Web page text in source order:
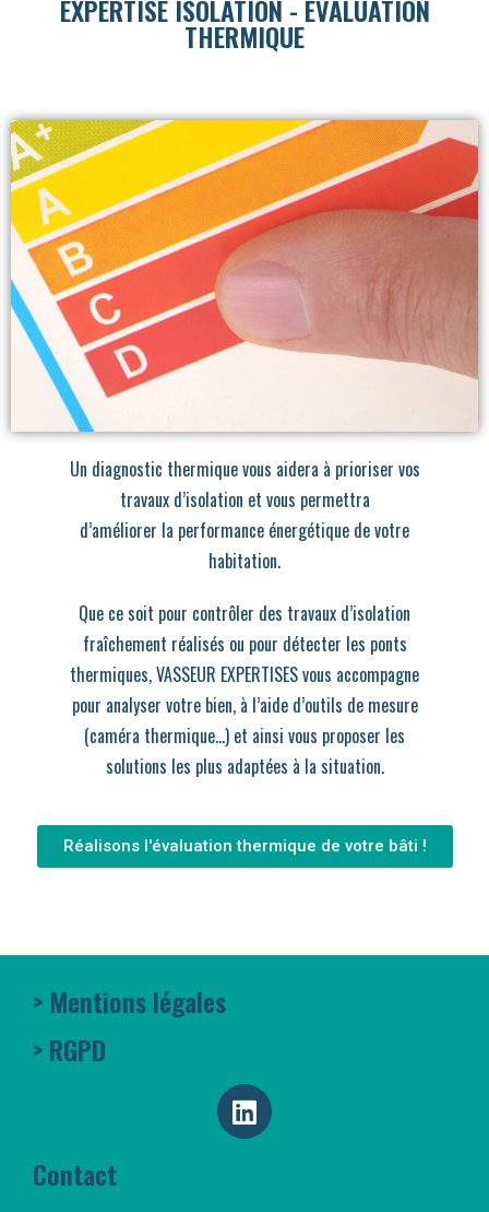
EXPERTISE ISOLATION - ÉVALUATION
THERMIQUE
Un diagnostic thermique vous aidera à prioriser vos
travaux d’isolation et vous permettra
d’améliorer la performance énergétique de votre
habitation.
Que ce soit pour contrôler des travaux d’isolation
fraîchement réalisés ou pour détecter les ponts
thermiques, VASSEUR EXPERTISES vous accompagne
pour analyser votre bien, à l’aide d’outils de mesure
(caméra thermique…) et ainsi vous proposer les
solutions les plus adaptées à la situation.
Réalisons l'évaluation thermique de votre bâti !
> Mentions légales
> RGPD
Contact